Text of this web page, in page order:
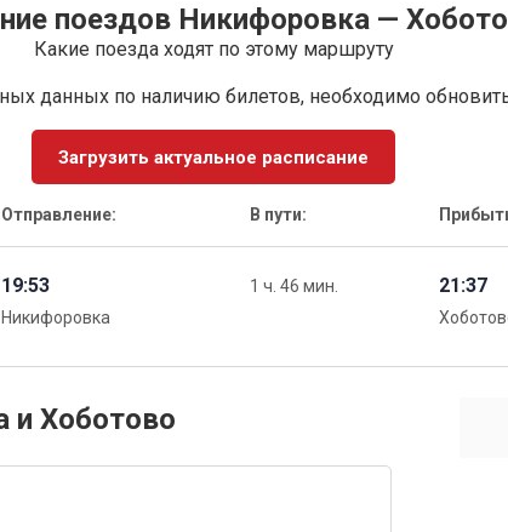
поездов Никифоровка —
Какие поезда ходят по этому маршруту
данных по наличию билетов, необходимо
Загрузить актуальное расписание
Отправление: В пути:
19:53
Никифоровка
1 ч. 46 мин. 21:37
и Хоботово